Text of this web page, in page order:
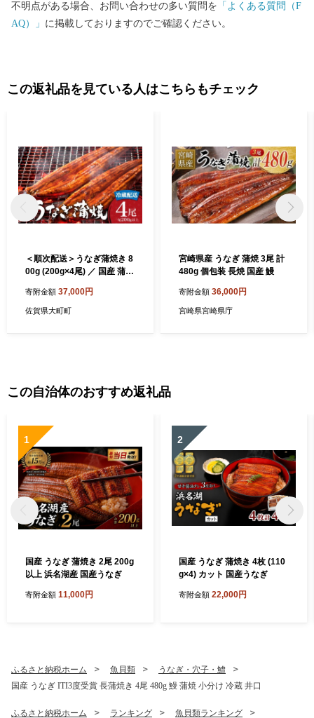
不明点がある場合、お問い合わせの多い質問を 「よくある質問（F
AQ）」 に掲載しておりますのでご確認ください。
この返礼品を見ている人はこちらもチェック
＜順次配送＞うなぎ蒲焼き 8
00g (200g×4尾) ／ 国産 蒲焼
蔵 贈答 うなぎ
寄附金額 37,000円
佐賀県大町町
宮崎県産 うなぎ 蒲焼 3尾 計
480g 個包装 長焼 国産 鰻
寄附金額 36,000円
宮崎県宮崎県庁
この自治体のおすすめ返礼品
1
国産 うなぎ 蒲焼き 2尾 200g
以上 浜名湖産 国産うなぎ
寄附金額 11,000円
2
国産 うなぎ 蒲焼き 4枚 (110
g×4) カット 国産うなぎ
寄附金額 22,000円
ふるさと納税ホーム 魚貝類
うなぎ・穴子・鱧
国産 うなぎ ITI3度受賞 長蒲焼き 4尾 480g 鰻 蒲焼 小分け 冷蔵 井口
ふるさと納税ホーム ランキング 魚貝類ランキング